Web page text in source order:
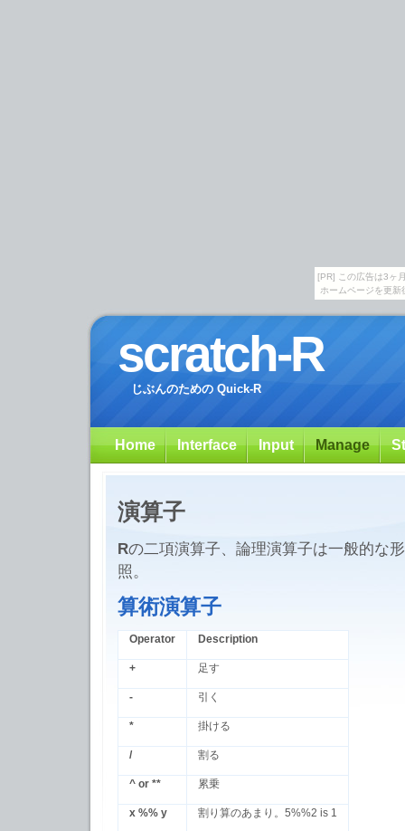
[PR] この広告は3ヶ
ホームページを更
scratch-R
じぶんのための Quick-R
Home Interface Input Manage
演算子
Rの二項演算子、論理演算子は一般的な
照。
算術演算子
Operator Description
+ 足す
- 引く
* 掛ける
/ 割る
^ or ** 累乗
x %% y 割り算のあまり。5%%2 is 1